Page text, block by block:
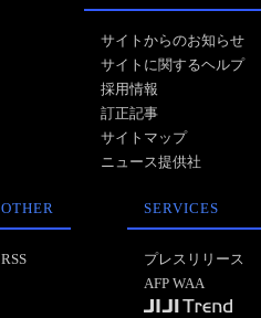
サイトからのお知らせ
サイトに関するヘルプ
採用情報
訂正記事
サイトマップ
ニュース提供社
OTHER
RSS
SERVICES
プレスリリース
AFP WAA